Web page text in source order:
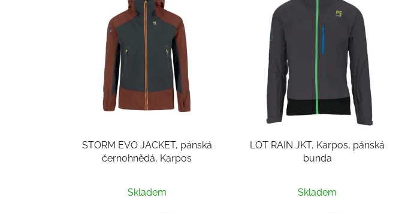
STORM EVO JACKET, pánská
černohnědá, Karpos
Skladem
LOT RAIN JKT, Karpos, pánská
bunda
Skladem